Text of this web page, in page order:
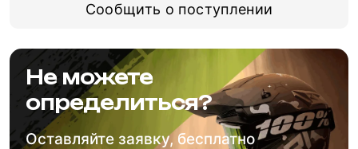
Сообщить о поступлении
Не можете
определиться?
Оставляйте заявку, бесплатно